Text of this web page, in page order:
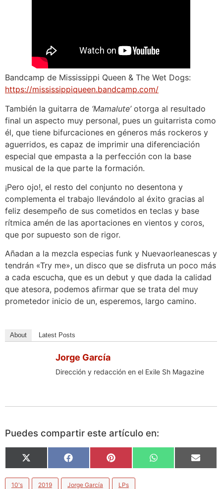
Bandcamp de Mississippi Queen & The Wet Dogs:
https://mississippiqueen.bandcamp.com/
También la guitarra de ‘Mamalute’otorga al resultado
final un aspecto muy personal, pues un guitarrista como
él, que tiene bifurcaciones en géneros más rockeros y
aguerridos, es capaz de imprimir una diferenciación
especial que empasta a la perfección con la base
musical de la que parte la formación.
¡Pero ojo!, el resto del conjunto no desentona y
complementa el trabajo llevándolo al éxito gracias al
feliz desempeño de sus cometidos en teclas y base
rítmica amén de las aportaciones en vientos y coros,
que por supuesto son de rigor.
Añadan a la mezcla especias funk y Nuevaorleanescas y
tendrán «Try me», un disco que se disfruta un poco más
a cada escucha, que es un debut y que dada la calidad
que atesora, podemos afirmar que se trata del muy
prometedor inicio de un, esperemos, largo camino.
About Latest Posts
Jorge García
Dirección y redacción en el Exile Sh Magazine
Puedes compartir este artículo en:
X
(Twitter)
Facebook Pinterest WhatsApp Email
10's 2019 Jorge García LPs